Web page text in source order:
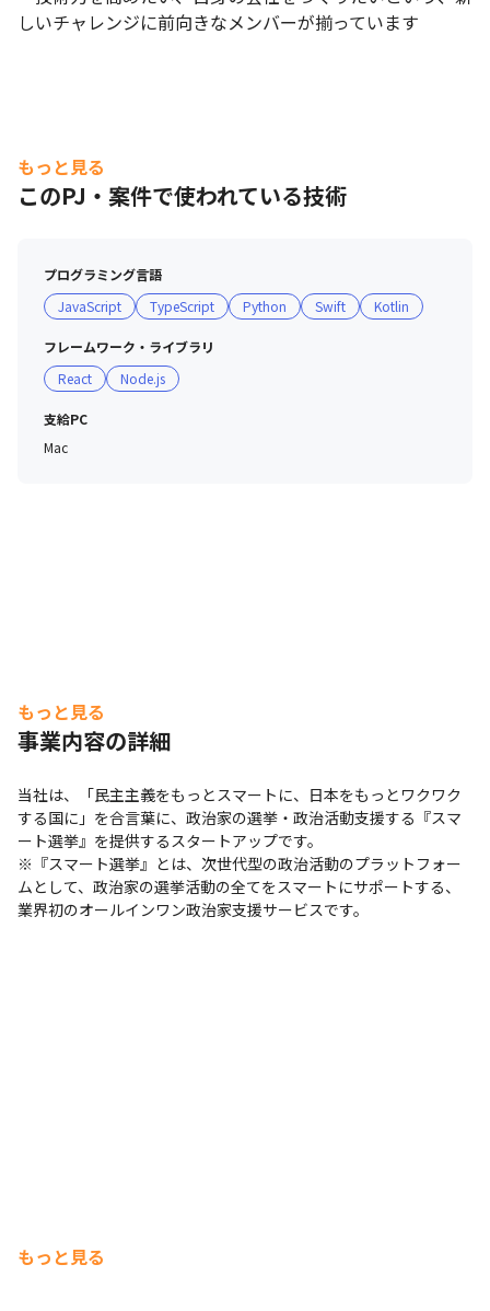
しいチャレンジに前向きなメンバーが揃っています
もっと見る
このPJ・案件で使われている技術
プログラミング言語
JavaScript
TypeScript Python Swift Kotlin
フレームワーク・ライブラリ
React
Node.js
支給PC
Mac
もっと見る
事業内容の詳細
当社は、「民主主義をもっとスマートに、日本をもっとワクワク
する国に」を合言葉に、政治家の選挙・政治活動支援する『スマ
ート選挙』を提供するスタートアップです。
※『スマート選挙』とは、次世代型の政治活動のプラットフォー
ムとして、政治家の選挙活動の全てをスマートにサポートする、
業界初のオールインワン政治家支援サービスです。
もっと見る